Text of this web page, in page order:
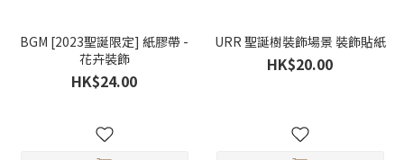
BGM [2023聖誕限定] 紙膠帶 -
花卉裝飾
HK$24.00
URR 聖誕樹裝飾場景 裝飾貼紙
HK$20.00